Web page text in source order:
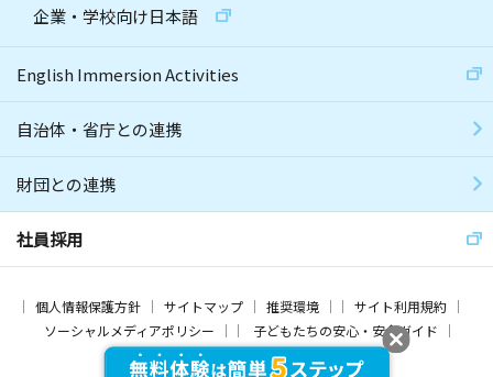
企業・学校向け日本語
English Immersion Activities
自治体・省庁との連携
財団との連携
社員採用
個人情報保護方針 サイトマップ 推奨環境
サイト利用規約
ソーシャルメディアポリシー
子どもたちの安心・安全ガイド